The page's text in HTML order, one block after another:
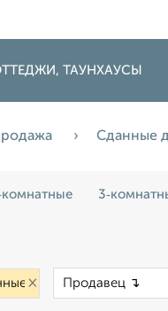
ТАУНХАУСЫ
Сданные
×